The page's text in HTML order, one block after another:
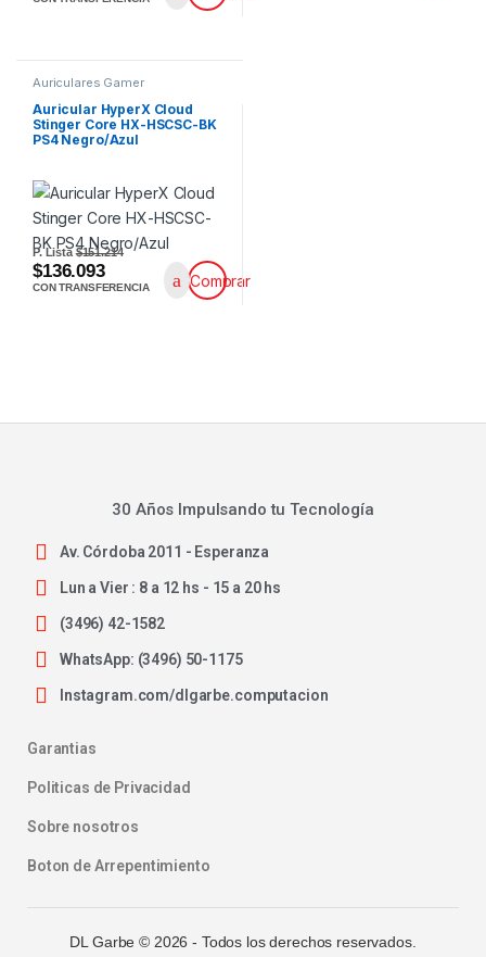
Auriculares Gamer
Auricular HyperX Cloud
Stinger Core HX-HSCSC-BK
PS4 Negro/Azul
P. Lista$151.214
$136.093
CON TRANSFERENCIA Comprar
30 Años Impulsando tu Tecnología
Av. Córdoba 2011 - Esperanza
Lun a Vier : 8 a 12 hs - 15 a 20 hs
(3496) 42-1582
WhatsApp: (3496) 50-1175
Instagram.com/dlgarbe.computacion
Garantias
Politicas de Privacidad
Sobre nosotros
Boton de Arrepentimiento
DL Garbe © 2026 - Todos los derechos reservados.